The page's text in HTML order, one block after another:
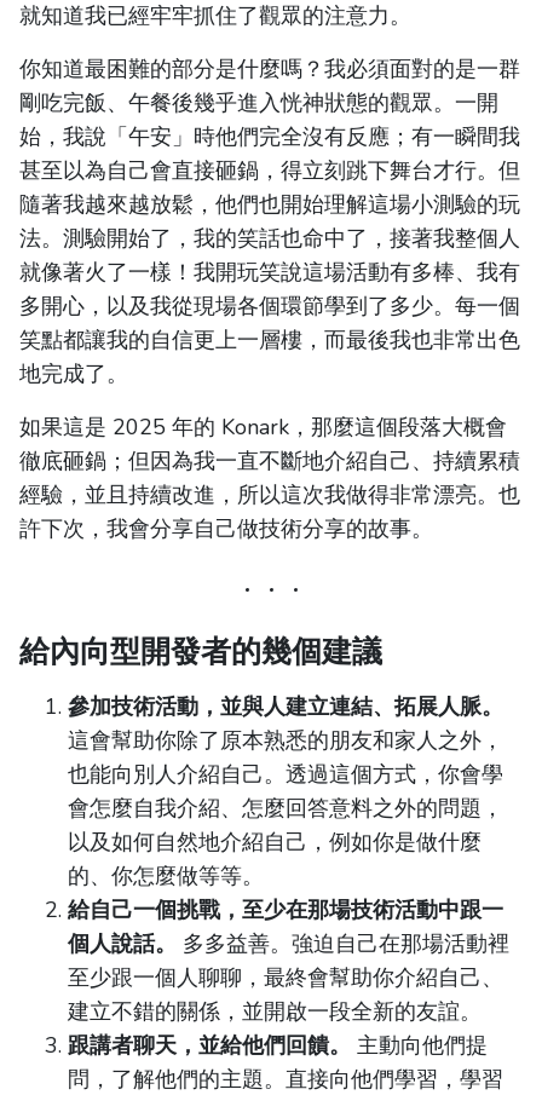
就知道我已經牢牢抓住了觀眾的注意力。
你知道最困難的部分是什麼嗎？我必須面對的是一群
剛吃完飯、午餐後幾乎進入恍神狀態的觀眾。一開
始，我說「午安」時他們完全沒有反應；有一瞬間我
甚至以為自己會直接砸鍋，得立刻跳下舞台才行。但
隨著我越來越放鬆，他們也開始理解這場小測驗的玩
法。測驗開始了，我的笑話也命中了，接著我整個人
就像著火了一樣！我開玩笑說這場活動有多棒、我有
多開心，以及我從現場各個環節學到了多少。每一個
笑點都讓我的自信更上一層樓，而最後我也非常出色
地完成了。
如果這是 2025 年的 Konark，那麼這個段落大概會
徹底砸鍋；但因為我一直不斷地介紹自己、持續累積
經驗，並且持續改進，所以這次我做得非常漂亮。也
許下次，我會分享自己做技術分享的故事。
給內向型開發者的幾個建議
參加技術活動，並與人建立連結、拓展人脈。
這會幫助你除了原本熟悉的朋友和家人之外，
也能向別人介紹自己。透過這個方式，你會學
會怎麼自我介紹、怎麼回答意料之外的問題，
以及如何自然地介紹自己，例如你是做什麼
的、你怎麼做等等。
給自己一個挑戰，至少在那場技術活動中跟一
個人說話。
多多益善。強迫自己在那場活動裡
至少跟一個人聊聊，最終會幫助你介紹自己、
建立不錯的關係，並開啟一段全新的友誼。
跟講者聊天，並給他們回饋。
主動向他們提
問，了解他們的主題。直接向他們學習，學習